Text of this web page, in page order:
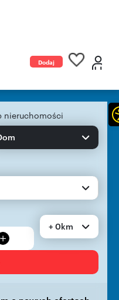
Dodaj
nieruchomości
+ 0km